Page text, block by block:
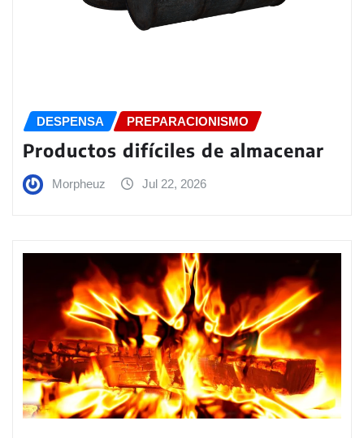
DESPENSA PREPARACIONISMO
Productos difíciles de almacenar
Morpheuz Jul 22, 2026